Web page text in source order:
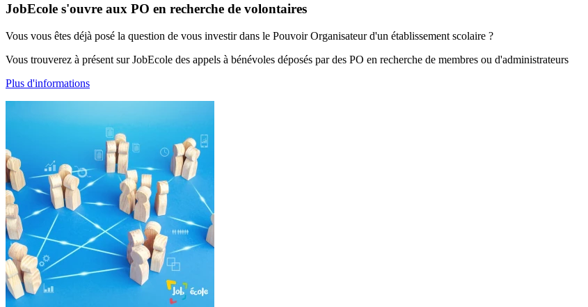
JobEcole s'ouvre aux PO en recherche de volontaires
Vous vous êtes déjà posé la question de vous investir dans le Pouvoir Organisateur d'un établissement scolaire ?
Vous trouverez à présent sur JobEcole des appels à bénévoles déposés par des PO en recherche de membres ou d'administrateurs
Plus d'informations